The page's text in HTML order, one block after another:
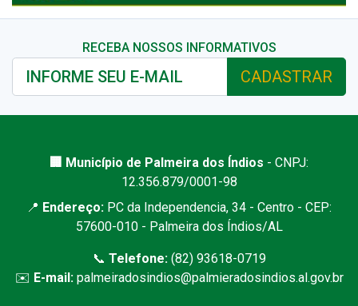
RECEBA NOSSOS INFORMATIVOS
CADASTRAR
🏢 Município de Palmeira dos Índios - CNPJ:
12.356.879/0001-98
📍 Endereço: PC da Independencia, 34 - Centro - CEP:
57600-010 - Palmeira dos Índios/AL
📞 Telefone:(82) 93618-0719
✉️ E-mail: palmeiradosindios@palmieradosindios.al.gov.br